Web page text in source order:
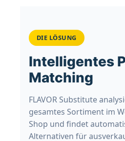
DIE LÖSUNG
Intelligentes
Matching
FLAVOR Substitute
gesamtes Sortiment im
Shop und findet
Alternativen für